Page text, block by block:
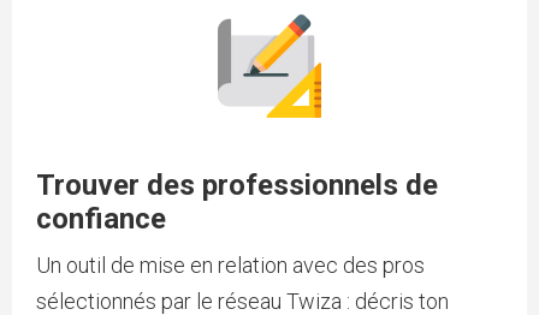
Trouver des professionnels de
confiance
Un outil de mise en relation avec des pros
sélectionnés par le réseau Twiza : décris ton